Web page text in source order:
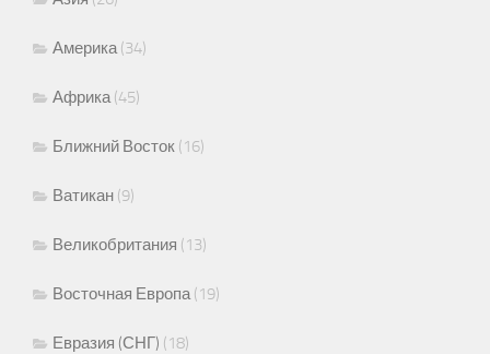
Америка(34)
Африка(45)
Ближний Восток (16)
Ватикан (9)
Великобритания (13)
Восточная Европа(19)
Евразия (СНГ) (18)